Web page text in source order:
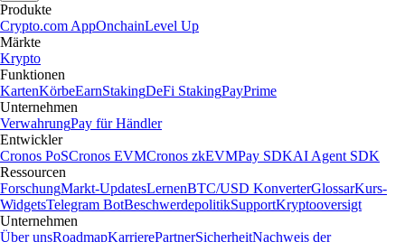
Produkte
Crypto.com AppOnchainLevel Up
Märkte
Krypto
Funktionen
KartenKörbeEarnStakingDeFi StakingPayPrime
Unternehmen
VerwahrungPay für Händler
Entwickler
Cronos PoSCronos EVMCronos zkEVMPay SDKAI Agent SDK
Ressourcen
ForschungMarkt-UpdatesLernenBTC/USD KonverterGlossarKurs-
WidgetsTelegram BotBeschwerdepolitikSupportKryptooversigt
Unternehmen
Über unsRoadmapKarrierePartnerSicherheitNachweis der